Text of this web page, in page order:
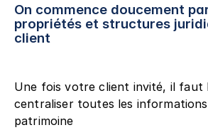
On commence doucement
propriétés et structures
client
Une fois votre client invité, il faut
centraliser toutes les
patrimoine